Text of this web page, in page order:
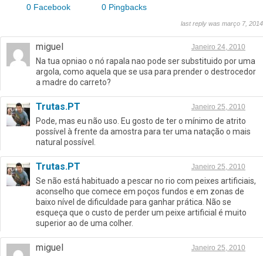
0 Facebook 0 Pingbacks
last reply was março 7, 2014
miguel Janeiro 24, 2010
Na tua opniao o nó rapala nao pode ser substituido por uma
argola, como aquela que se usa para prender o destrocedor
a madre do carreto?
Trutas.PT Janeiro 25, 2010
Pode, mas eu não uso. Eu gosto de ter o mínimo de atrito
possível à frente da amostra para ter uma natação o mais
natural possível.
Trutas.PT Janeiro 25, 2010
Se não está habituado a pescar no rio com peixes artificiais,
aconselho que comece em poços fundos e em zonas de
baixo nível de dificuldade para ganhar prática. Não se
esqueça que o custo de perder um peixe artificial é muito
superior ao de uma colher.
miguel Janeiro 25, 2010